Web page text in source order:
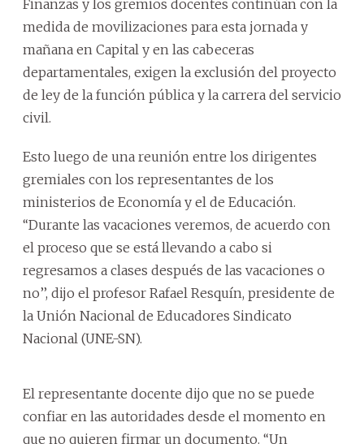
Finanzas y los gremios docentes continúan con la
medida de movilizaciones para esta jornada y
mañana en Capital y en las cabeceras
departamentales, exigen la exclusión del proyecto
de ley de la función pública y la carrera del servicio
civil.
Esto luego de una reunión entre los dirigentes
gremiales con los representantes de los
ministerios de Economía y el de Educación.
‘‘Durante las vacaciones veremos, de acuerdo con
el proceso que se está llevando a cabo si
regresamos a clases después de las vacaciones o
no’’, dijo el profesor Rafael Resquín, presidente de
la Unión Nacional de Educadores Sindicato
Nacional (UNE-SN).
El representante docente dijo que no se puede
confiar en las autoridades desde el momento en
que no quieren firmar un documento. ‘‘Un